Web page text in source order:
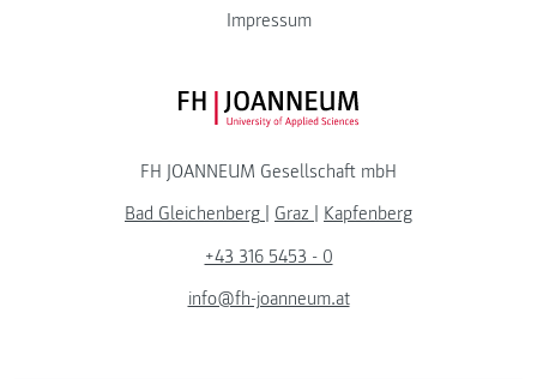
Impressum
FH JOANNEUM Logo
FH JOANNEUM Gesellschaft mbH
Bad Gleichenberg
Graz
Kapfenberg
+43 316 5453 - 0
info@fh-joanneum.at